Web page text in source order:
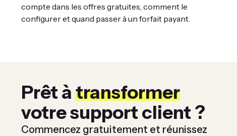
compte dans les offres gratuites, comment le
configurer et quand passer à un forfait payant.
Prêt à transformer
votre support client ?
Commencez gratuitement et réunissez